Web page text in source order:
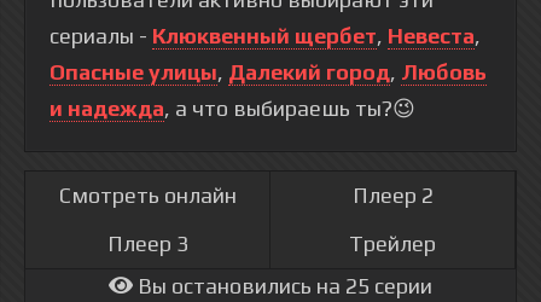
сериалы - Клюквенный щербет, Невеста,
Опасные улицы, Далекий город, Любовь
и надежда, а что выбираешь ты?😉
Смотреть онлайн
Плеер 2
Плеер 3
Трейлер
Вы остановились на 25 серии